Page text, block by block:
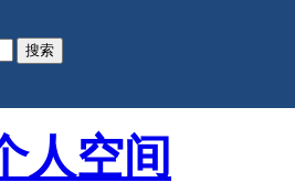
搜索
人空间